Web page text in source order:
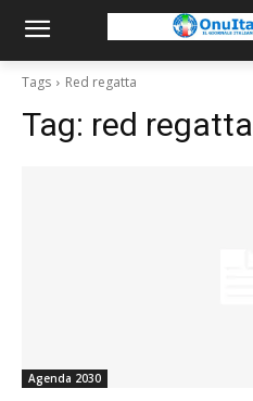
Tags Red regatta
Tag: red regatta
Agenda 2030